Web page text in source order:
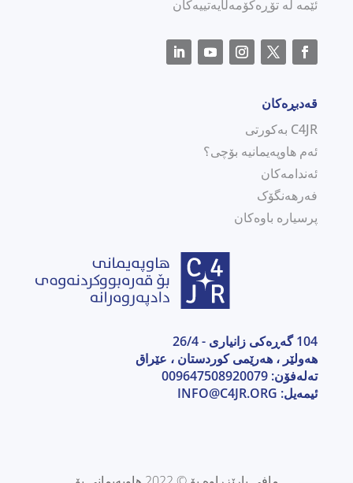
ئێمە لە تۆڕەکۆمەڵایەتییەکان
قەدبڕەکان
C4JR بەکورتی
ئەم هاوپەیمانیە بۆچی؟
ئەندامەکان
فەرهەنگۆک
پرسیارە باوەکان
104 گەڕەکی زانیاری - 26/4
هەولێر ، هەرێمی كوردستان ، عێراق
تەلەفۆن: 009647508920079
ئیمەیل: INFO@C4JR.ORG